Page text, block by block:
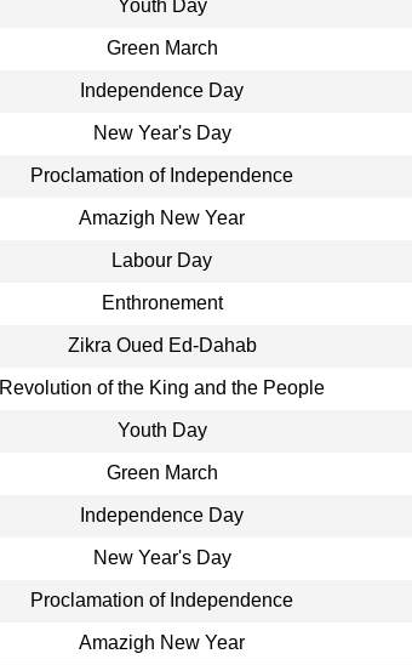
Youth Day
Green March
Independence Day
New Year's Day
Proclamation of Independence
Amazigh New Year
Labour Day
Enthronement
Zikra Oued Ed-Dahab
Revolution of the King and the People
Youth Day
Green March
Independence Day
New Year's Day
Proclamation of Independence
Amazigh New Year